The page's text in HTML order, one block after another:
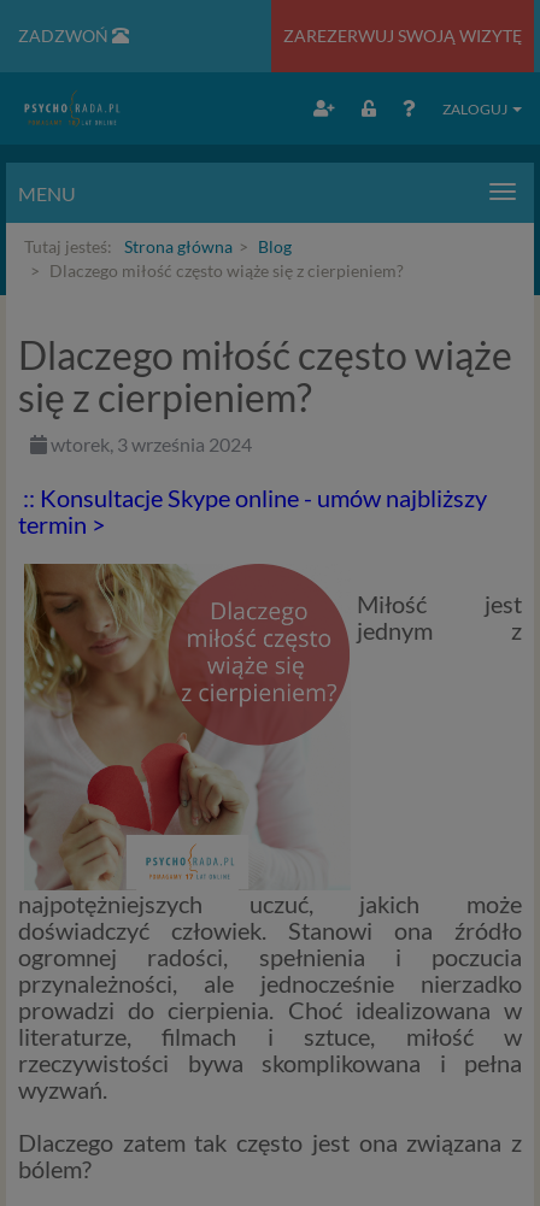
ZADZWOŃ ZAREZERWUJ SWOJĄ WIZYTĘ
ZALOGUJ
MENU
Tutaj jesteś: Strona główna
Blog
Dlaczego miłość często wiąże się z cierpieniem?
Dlaczego miłość często wiąże
się z cierpieniem?
wtorek, 3 września 2024
:: Konsultacje Skype online - umów najbliższy
termin >
Miłość jest
jednym z
najpotężniejszych uczuć, jakich może
doświadczyć człowiek. Stanowi ona źródło
ogromnej radości, spełnienia i poczucia
przynależności, ale jednocześnie nierzadko
prowadzi do cierpienia. Choć idealizowana w
literaturze, filmach i sztuce, miłość w
rzeczywistości bywa skomplikowana i pełna
wyzwań.
Dlaczego zatem tak często jest ona związana z
bólem?